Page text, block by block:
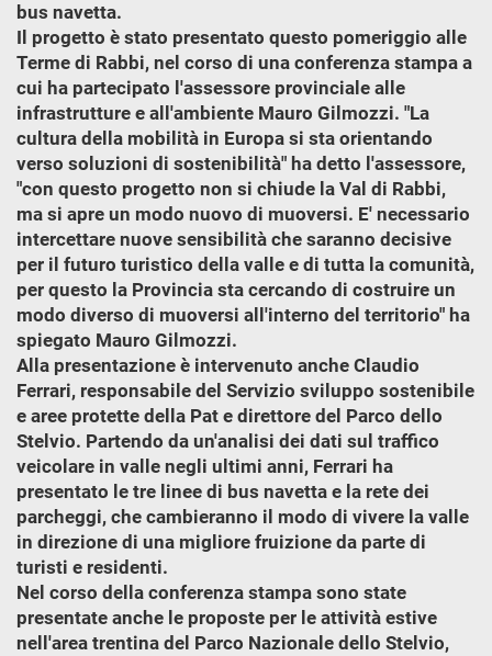
bus navetta.
Il progetto è stato presentato questo pomeriggio alle
Terme di Rabbi, nel corso di una conferenza stampa a
cui ha partecipato l'assessore provinciale alle
infrastrutture e all'ambiente Mauro Gilmozzi. "La
cultura della mobilità in Europa si sta orientando
verso soluzioni di sostenibilità" ha detto l'assessore,
"con questo progetto non si chiude la Val di Rabbi,
ma si apre un modo nuovo di muoversi. E' necessario
intercettare nuove sensibilità che saranno decisive
per il futuro turistico della valle e di tutta la comunità,
per questo la Provincia sta cercando di costruire un
modo diverso di muoversi all'interno del territorio" ha
spiegato Mauro Gilmozzi.
Alla presentazione è intervenuto anche Claudio
Ferrari, responsabile del Servizio sviluppo sostenibile
e aree protette della Pat e direttore del Parco dello
Stelvio. Partendo da un'analisi dei dati sul traffico
veicolare in valle negli ultimi anni, Ferrari ha
presentato le tre linee di bus navetta e la rete dei
parcheggi, che cambieranno il modo di vivere la valle
in direzione di una migliore fruizione da parte di
turisti e residenti.
Nel corso della conferenza stampa sono state
presentate anche le proposte per le attività estive
nell'area trentina del Parco Nazionale dello Stelvio,